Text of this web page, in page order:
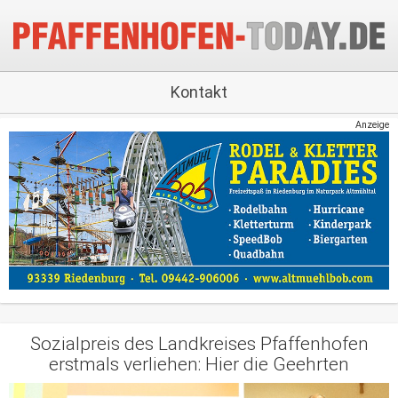
Kontakt
Anzeige
Sozialpreis des Landkreises Pfaffenhofen
erstmals verliehen: Hier die Geehrten